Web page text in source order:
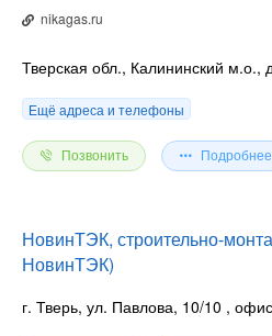
nikagas.ru
Тверская обл., Калининский м.о.,
Ещё адреса и телефоны
Позвонить Подробнее
НовинТЭК, строительно-
НовинТЭК)
г. Тверь, ул. Павлова, 10/10 ,